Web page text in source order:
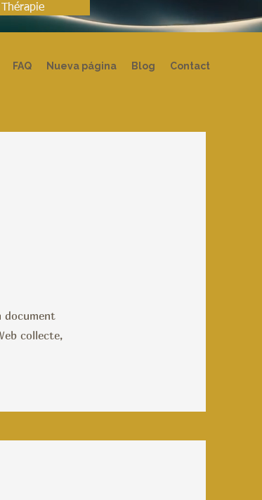
Thérapie
FAQ Nueva página Blog Contact
document
collecte,